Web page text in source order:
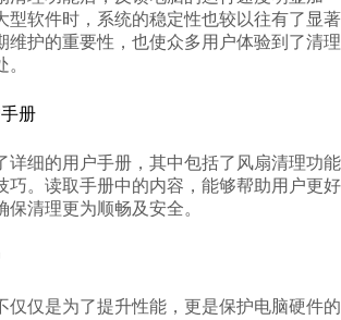
型软件时，系统的稳定性也较以往有了显著
维护的重要性，也使众多用户体验到了清理
册
详细的用户手册，其中包括了风扇清理功能
巧。读取手册中的内容，能够帮助用户更好
清理更为顺畅及安全。
仅仅是为了提升性能，更是保护电脑硬件的